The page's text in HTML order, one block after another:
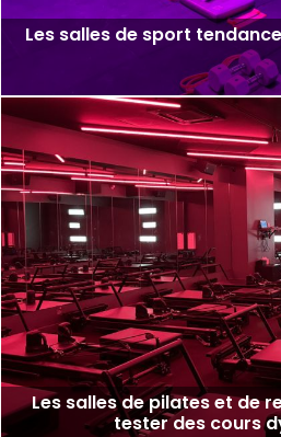
Les salles de sport
Les salles de pilates et de
tester des cours